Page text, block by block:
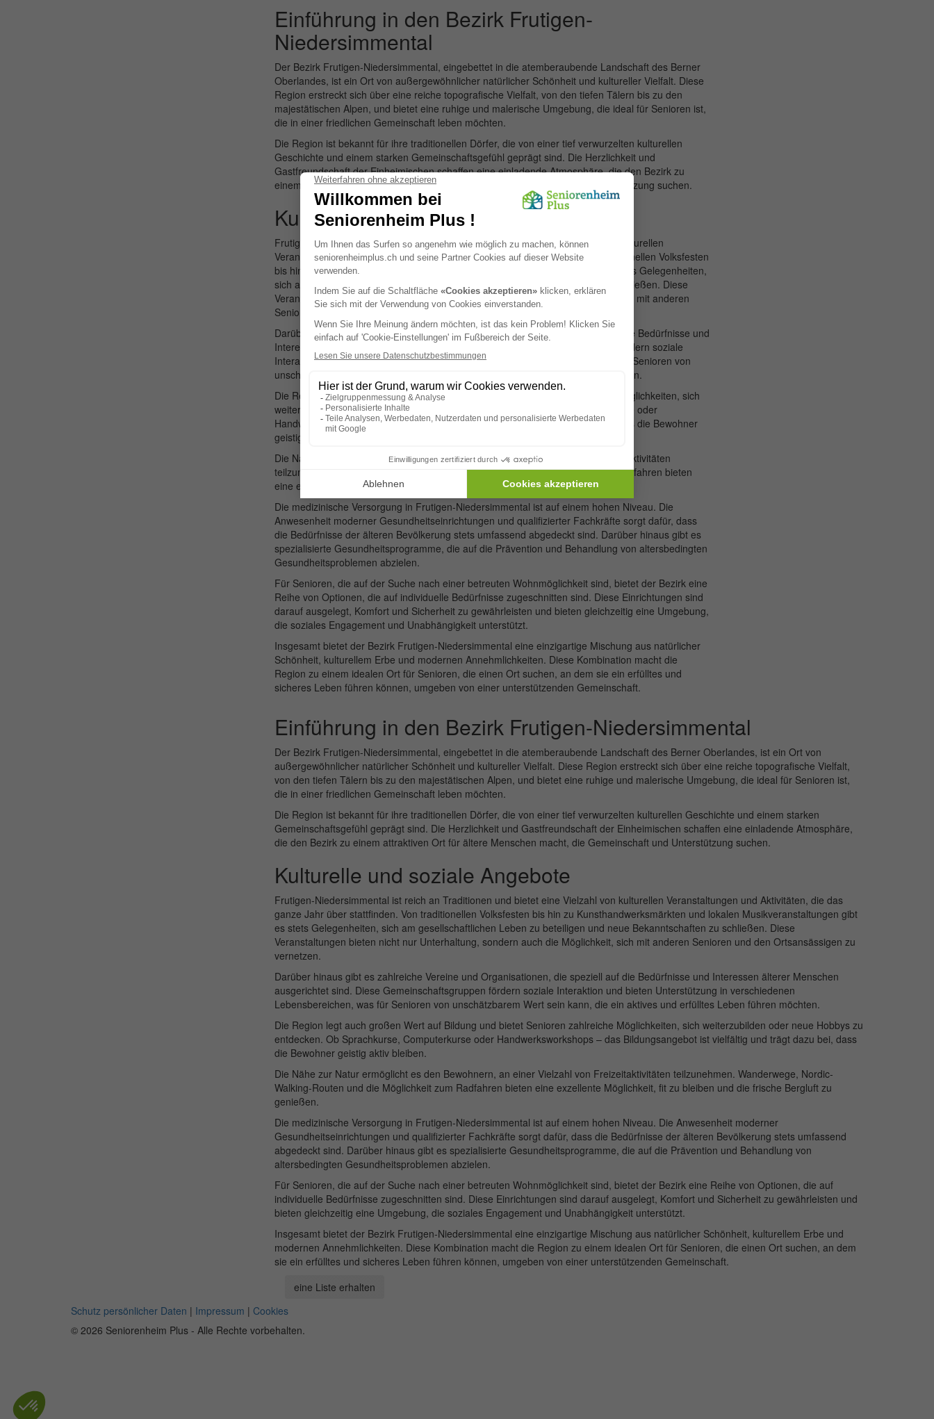
Einführung in den Bezirk Frutigen-
Niedersimmental
Der Bezirk Frutigen-Niedersimmental, eingebettet in die atemberaubende Landschaft des Berner
Oberlandes, ist ein Ort von außergewöhnlicher natürlicher Schönheit und kultureller Vielfalt. Diese
Region erstreckt sich über eine reiche topografische Vielfalt, von den tiefen Tälern bis zu den
majestätischen Alpen, und bietet eine ruhige und malerische Umgebung, die ideal für Senioren ist,
die in einer friedlichen Gemeinschaft leben möchten.
Die Region ist bekannt für ihre traditionellen Dörfer, die von einer tief verwurzelten kulturellen
Geschichte und einem starken Gemeinschaftsgefühl geprägt sind. Die Herzlichkeit und
Gastfreundschaft der Einheimischen schaffen eine einladende Atmosphäre, die den Bezirk zu
einem attraktiven Ort für ältere Menschen macht, die Gemeinschaft und Unterstützung suchen.
Kulturelle und soziale Angebote
Frutigen-Niedersimmental ist reich an Traditionen und bietet eine Vielzahl von kulturellen
Veranstaltungen und Aktivitäten, die das ganze Jahr über stattfinden. Von traditionellen Volksfesten
bis hin zu Kunsthandwerksmärkten und lokalen Musikveranstaltungen gibt es stets Gelegenheiten,
sich am gesellschaftlichen Leben zu beteiligen und neue Bekanntschaften zu schließen. Diese
Veranstaltungen bieten nicht nur Unterhaltung, sondern auch die Möglichkeit, sich mit anderen
Senioren und den Ortsansässigen zu vernetzen.
Darüber hinaus gibt es zahlreiche Vereine und Organisationen, die speziell auf die Bedürfnisse und
Interessen älterer Menschen ausgerichtet sind. Diese Gemeinschaftsgruppen fördern soziale
Interaktion und bieten Unterstützung in verschiedenen Lebensbereichen, was für Senioren von
unschätzbarem Wert sein kann, die ein aktives und erfülltes Leben führen möchten.
Die Region legt auch großen Wert auf Bildung und bietet Senioren zahlreiche Möglichkeiten, sich
weiterzubilden oder neue Hobbys zu entdecken. Ob Sprachkurse, Computerkurse oder
Handwerksworkshops – das Bildungsangebot ist vielfältig und trägt dazu bei, dass die Bewohner
geistig aktiv bleiben.
Die Nähe zur Natur ermöglicht es den Bewohnern, an einer Vielzahl von Freizeitaktivitäten
teilzunehmen. Wanderwege, Nordic-Walking-Routen und die Möglichkeit zum Radfahren bieten
eine exzellente Möglichkeit, fit zu bleiben und die frische Bergluft zu genießen.
Die medizinische Versorgung in Frutigen-Niedersimmental ist auf einem hohen Niveau. Die
Anwesenheit moderner Gesundheitseinrichtungen und qualifizierter Fachkräfte sorgt dafür, dass
die Bedürfnisse der älteren Bevölkerung stets umfassend abgedeckt sind. Darüber hinaus gibt es
spezialisierte Gesundheitsprogramme, die auf die Prävention und Behandlung von altersbedingten
Gesundheitsproblemen abzielen.
Für Senioren, die auf der Suche nach einer betreuten Wohnmöglichkeit sind, bietet der Bezirk eine
Reihe von Optionen, die auf individuelle Bedürfnisse zugeschnitten sind. Diese Einrichtungen sind
darauf ausgelegt, Komfort und Sicherheit zu gewährleisten und bieten gleichzeitig eine Umgebung,
die soziales Engagement und Unabhängigkeit unterstützt.
Insgesamt bietet der Bezirk Frutigen-Niedersimmental eine einzigartige Mischung aus natürlicher
Schönheit, kulturellem Erbe und modernen Annehmlichkeiten. Diese Kombination macht die
Region zu einem idealen Ort für Senioren, die einen Ort suchen, an dem sie ein erfülltes und
sicheres Leben führen können, umgeben von einer unterstützenden Gemeinschaft.
Einführung in den Bezirk Frutigen-Niedersimmental
Der Bezirk Frutigen-Niedersimmental, eingebettet in die atemberaubende Landschaft des Berner Oberlandes, ist ein Ort von
außergewöhnlicher natürlicher Schönheit und kultureller Vielfalt. Diese Region erstreckt sich über eine reiche topografische Vielfalt,
von den tiefen Tälern bis zu den majestätischen Alpen, und bietet eine ruhige und malerische Umgebung, die ideal für Senioren ist,
die in einer friedlichen Gemeinschaft leben möchten.
Die Region ist bekannt für ihre traditionellen Dörfer, die von einer tief verwurzelten kulturellen Geschichte und einem starken
Gemeinschaftsgefühl geprägt sind. Die Herzlichkeit und Gastfreundschaft der Einheimischen schaffen eine einladende Atmosphäre,
die den Bezirk zu einem attraktiven Ort für ältere Menschen macht, die Gemeinschaft und Unterstützung suchen.
Kulturelle und soziale Angebote
Frutigen-Niedersimmental ist reich an Traditionen und bietet eine Vielzahl von kulturellen Veranstaltungen und Aktivitäten, die das
ganze Jahr über stattfinden. Von traditionellen Volksfesten bis hin zu Kunsthandwerksmärkten und lokalen Musikveranstaltungen gibt
es stets Gelegenheiten, sich am gesellschaftlichen Leben zu beteiligen und neue Bekanntschaften zu schließen. Diese
Veranstaltungen bieten nicht nur Unterhaltung, sondern auch die Möglichkeit, sich mit anderen Senioren und den Ortsansässigen zu
vernetzen.
Darüber hinaus gibt es zahlreiche Vereine und Organisationen, die speziell auf die Bedürfnisse und Interessen älterer Menschen
ausgerichtet sind. Diese Gemeinschaftsgruppen fördern soziale Interaktion und bieten Unterstützung in verschiedenen
Lebensbereichen, was für Senioren von unschätzbarem Wert sein kann, die ein aktives und erfülltes Leben führen möchten.
Die Region legt auch großen Wert auf Bildung und bietet Senioren zahlreiche Möglichkeiten, sich weiterzubilden oder neue Hobbys zu
entdecken. Ob Sprachkurse, Computerkurse oder Handwerksworkshops – das Bildungsangebot ist vielfältig und trägt dazu bei, dass
die Bewohner geistig aktiv bleiben.
Die Nähe zur Natur ermöglicht es den Bewohnern, an einer Vielzahl von Freizeitaktivitäten teilzunehmen. Wanderwege, Nordic-
Walking-Routen und die Möglichkeit zum Radfahren bieten eine exzellente Möglichkeit, fit zu bleiben und die frische Bergluft zu
genießen.
Die medizinische Versorgung in Frutigen-Niedersimmental ist auf einem hohen Niveau. Die Anwesenheit moderner
Gesundheitseinrichtungen und qualifizierter Fachkräfte sorgt dafür, dass die Bedürfnisse der älteren Bevölkerung stets umfassend
abgedeckt sind. Darüber hinaus gibt es spezialisierte Gesundheitsprogramme, die auf die Prävention und Behandlung von
altersbedingten Gesundheitsproblemen abzielen.
Für Senioren, die auf der Suche nach einer betreuten Wohnmöglichkeit sind, bietet der Bezirk eine Reihe von Optionen, die auf
individuelle Bedürfnisse zugeschnitten sind. Diese Einrichtungen sind darauf ausgelegt, Komfort und Sicherheit zu gewährleisten und
bieten gleichzeitig eine Umgebung, die soziales Engagement und Unabhängigkeit unterstützt.
Insgesamt bietet der Bezirk Frutigen-Niedersimmental eine einzigartige Mischung aus natürlicher Schönheit, kulturellem Erbe und
modernen Annehmlichkeiten. Diese Kombination macht die Region zu einem idealen Ort für Senioren, die einen Ort suchen, an dem
sie ein erfülltes und sicheres Leben führen können, umgeben von einer unterstützenden Gemeinschaft.
eine Liste erhalten
Schutz persönlicher Daten | Impressum | Cookies
© 2026 Seniorenheim Plus - Alle Rechte vorbehalten.